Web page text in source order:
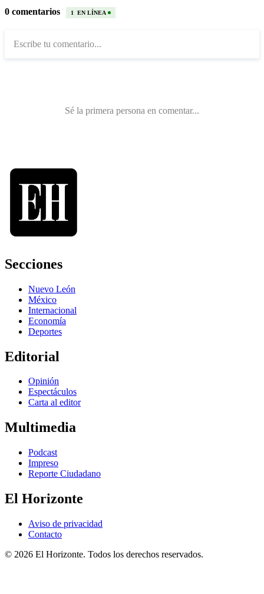
Secciones
Nuevo León
México
Internacional
Economía
Deportes
Editorial
Opinión
Espectáculos
Carta al editor
Multimedia
Podcast
Impreso
Reporte Ciudadano
El Horizonte
Aviso de privacidad
Contacto
© 2026 El Horizonte. Todos los derechos reservados.